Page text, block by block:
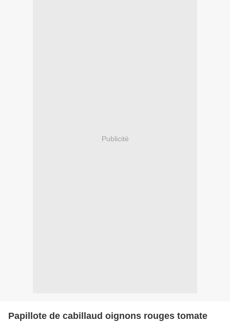
Publicité
Papillote de cabillaud oignons rouges tomate